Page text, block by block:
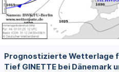
Prognostizierte Wetterlage
Tief GINETTE bei Dänemark